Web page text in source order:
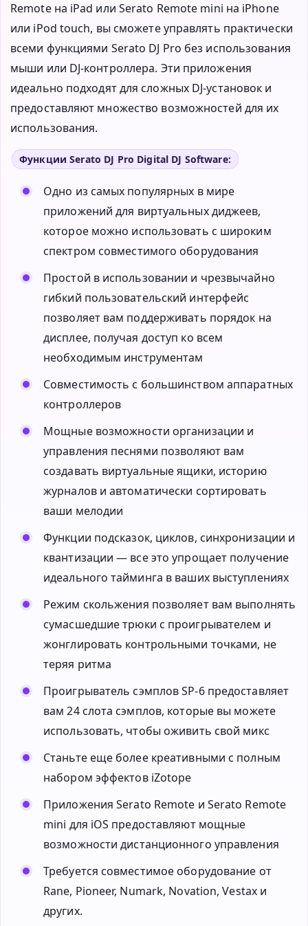
Remote на iPad или Serato Remote mini на iPhone
или iPod touch, вы сможете управлять практически
всеми функциями Serato DJ Pro без использования
мыши или DJ-контроллера. Эти приложения
идеально подходят для сложных DJ-установок и
предоставляют множество возможностей для их
использования.
Функции Serato DJ Pro Digital DJ Software:
Одно из самых популярных в мире
приложений для виртуальных диджеев,
которое можно использовать с широким
спектром совместимого оборудования
Простой в использовании и чрезвычайно
гибкий пользовательский интерфейс
позволяет вам поддерживать порядок на
дисплее, получая доступ ко всем
необходимым инструментам
Совместимость с большинством аппаратных
контроллеров
Мощные возможности организации и
управления песнями позволяют вам
создавать виртуальные ящики, историю
журналов и автоматически сортировать
ваши мелодии
Функции подсказок, циклов, синхронизации и
квантизации — все это упрощает получение
идеального тайминга в ваших выступлениях
Режим скольжения позволяет вам выполнять
сумасшедшие трюки с проигрывателем и
жонглировать контрольными точками, не
теряя ритма
Проигрыватель сэмплов SP-6 предоставляет
вам 24 слота сэмплов, которые вы можете
использовать, чтобы оживить свой микс
Станьте еще более креативными с полным
набором эффектов iZotope
Приложения Serato Remote и Serato Remote
mini для iOS предоставляют мощные
возможности дистанционного управления
Требуется совместимое оборудование от
Rane, Pioneer, Numark, Novation, Vestax и
других.